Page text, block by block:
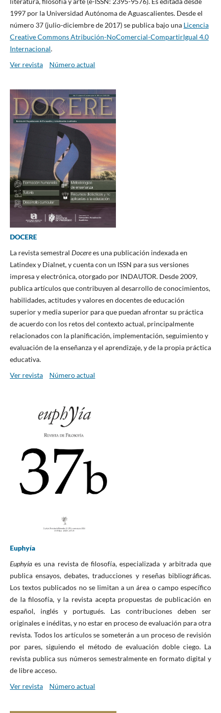
1997 por la Universidad Autónoma de Aguascalientes. Desde el
número 37 (julio-diciembre de 2017) se publica bajo una Licencia
Creative Commons Atribución-NoComercial-CompartirIgual 4.0
Internacional.
Ver revista
Número actual
DOCERE
La revista semestral Docerees una publicación indexada en
Latindex y Dialnet, y cuenta con un ISSN para sus versiones
impresa y electrónica, otorgado por INDAUTOR. Desde 2009,
publica artículos que contribuyen al desarrollo de conocimientos,
habilidades, actitudes y valores en docentes de educación
superior y media superior para que puedan afrontar su práctica
de acuerdo con los retos del contexto actual, principalmente
relacionados con la planificación, implementación, seguimiento y
evaluación de la enseñanza y el aprendizaje, y de la propia práctica
educativa.
Ver revista
Número actual
Euphyía
Euphyíaes una revista de filosofía, especializada y arbitrada que
publica ensayos, debates, traducciones y reseñas bibliográficas.
Los textos publicados no se limitan a un área o campo específico
de la filosofía, y la revista acepta propuestas de publicación en
español, inglés y portugués. Las contribuciones deben ser
originales e inéditas, y no estar en proceso de evaluación para otra
revista. Todos los artículos se someterán a un proceso de revisión
por pares, siguiendo el método de evaluación doble ciego. La
revista publica sus números semestralmente en formato digital y
de libre acceso.
Ver revista
Número actual